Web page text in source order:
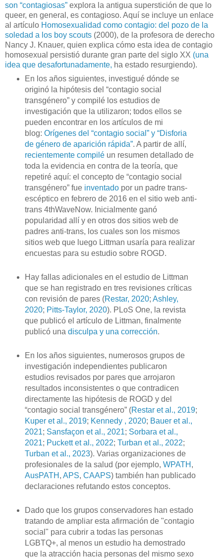
son “contagiosas” explora la antigua superstición de que lo
queer, en general, es contagioso. Aquí se incluye un enlace
al artículo Homosexualidad como contagio: del pozo de la
soledad a los boy scouts (2000), de la profesora de derecho
Nancy J. Knauer, quien explica cómo esta idea de contagio
homosexual persistió durante gran parte del siglo XX (una
idea que desafortunadamente, ha estado resurgiendo).
En los años siguientes, investigué dónde se
originó la hipótesis del “contagio social
transgénero” y compilé los estudios de
investigación que la utilizaron; todos ellos se
pueden encontrar en los artículos de mi
blog: Orígenes del “contagio social” y “Disforia
de género de aparición rápida”. A partir de allí,
recientemente compiléun resumen detallado de
toda la evidencia en contra de la teoría, que
repetiré aquí: el concepto de “contagio social
transgénero” fue inventadopor un padre trans-
escéptico en febrero de 2016 en el sitio web anti-
trans 4thWaveNow. Inicialmente ganó
popularidad allí y en otros dos sitios web de
padres anti-trans, los cuales son los mismos
sitios web que luego Littman usaría para realizar
encuestas para su estudio sobre ROGD.
Hay fallas adicionales en el estudio de Littman
que se han registrado en tres revisiones críticas
con revisión de pares (Restar, 2020; Ashley,
2020; Pitts-Taylor, 2020). PLoS One, la revista
que publicó el artículo de Littman, finalmente
publicó una disculpa y una corrección.
En los años siguientes, numerosos grupos de
investigación independientes publicaron
estudios revisados ​​por pares que arrojaron
resultados inconsistentes o que contradicen
directamente las hipótesis de ROGD y del
“contagio social transgénero” (Restar et al., 2019;
Kuper et al., 2019; Kennedy , 2020; Bauer et al.,
2021; Sansfaçon et al., 2021; Sorbara et al.,
2021; Puckett et al., 2022; Turban et al., 2022;
Turban et al., 2023). Varias organizaciones de
profesionales de la salud (por ejemplo, WPATH ,
AusPATH , APS, CAAPS) también han publicado
declaraciones refutando estos conceptos.
Dado que los grupos conservadores han estado
tratando de ampliar esta afirmación de "contagio
social" para cubrir a todas las personas
LGBTQ+, al menos un estudio ha demostrado
que la atracción hacia personas del mismo sexo